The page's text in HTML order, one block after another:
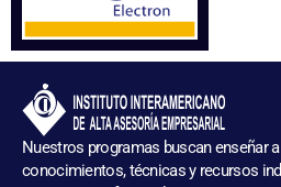
Nuestros programas buscan enseñar
conocimientos, técnicas y recursos